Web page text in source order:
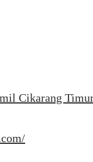
Cikarang